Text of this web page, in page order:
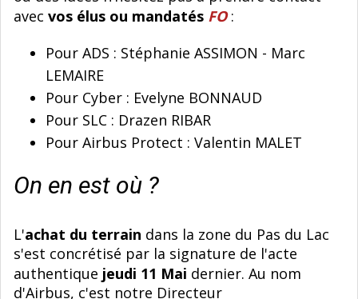
avec vos élus ou mandatés FO:
Pour ADS : Stéphanie ASSIMON - Marc
LEMAIRE
Pour Cyber : Evelyne BONNAUD
Pour SLC : Drazen RIBAR
Pour Airbus Protect : Valentin MALET
On en est où ?
L'achat du terrain dans la zone du Pas du Lac
s'est concrétisé par la signature de l'acte
authentique jeudi 11 Mai dernier. Au nom
d'Airbus, c'est notre Directeur